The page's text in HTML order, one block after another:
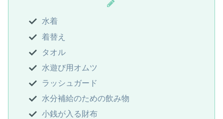
水着
着替え
タオル
水遊び用オムツ
ラッシュガード
水分補給のための飲み物
小銭が入る財布